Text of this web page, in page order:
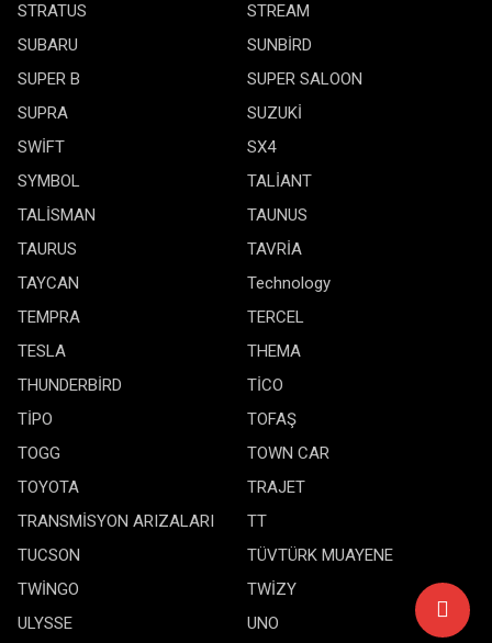
STRATUS
STREAM
SUBARU
SUNBİRD
SUPER B
SUPER SALOON
SUPRA
SUZUKİ
SWİFT
SX4
SYMBOL
TALİANT
TALİSMAN
TAUNUS
TAURUS
TAVRİA
TAYCAN
Technology
TEMPRA
TERCEL
TESLA
THEMA
THUNDERBİRD
TİCO
TİPO
TOFAŞ
TOGG
TOWN CAR
TOYOTA
TRAJET
TRANSMİSYON ARIZALARI
TT
TUCSON
TÜVTÜRK MUAYENE
TWİNGO
TWİZY
ULYSSE
UNO